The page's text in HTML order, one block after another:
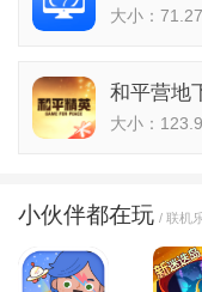
大小：
和平营地
大小：
小伙伴都在玩 / 联机